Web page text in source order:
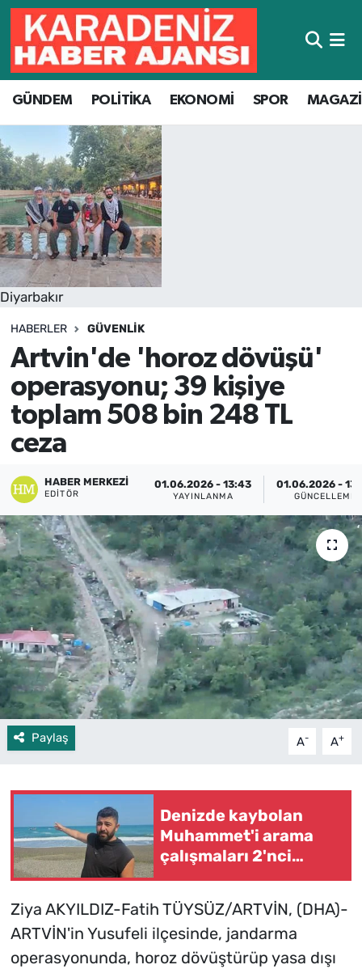
GÜNDEM POLİTİKA EKONOMİ SPOR
Diyarbakır
HABERLER GÜVENLIK
Artvin'de 'horoz dövüşü'
operasyonu; 39 kişiye
toplam 508 bin 248 TL
ceza
HABER MERKEZI
EDITÖR
01.06.2026 - 13:43
YAYINLANMA
01.06.2026 -
GÜNCELLEME
Paylaş A- A+
Denizde kaybolan
Muhammet'i arama
çalışmaları 2'nci
gününde
Ziya AKYILDIZ-Fatih TÜYSÜZ/ARTVİN, (DHA)-
ARTVİN'in Yusufeli ilçesinde, jandarma
operasyonunda, horoz dövüştürüp yasa dışı
Hava Durumu
Trafik Durumu
Süper Lig Puan Durumu ve Fikstür
Tüm Manşetler
Son Dakika Haberleri
Haber Arşivi